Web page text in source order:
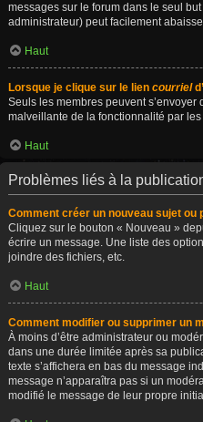
messages sur le forum dans le seul
administrateur) peut facilement
Haut
Lorsque je clique sur le lien courriel
Seuls les membres peuvent
malveillante de la fonctionnalité par
Haut
Problèmes liés à la
Comment créer un nouveau sujet ou
Cliquez sur le bouton « Nouveau »
écrire un message. Une liste des
joindre des fichiers, etc.
Haut
Comment modifier ou supprimer un
À moins d’être administrateur ou
dans une durée limitée après sa
texte s’affichera en bas du message
message n’apparaîtra pas si un
modifié le message de leur propre